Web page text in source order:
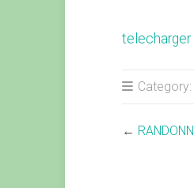
telecharger
Category:
←